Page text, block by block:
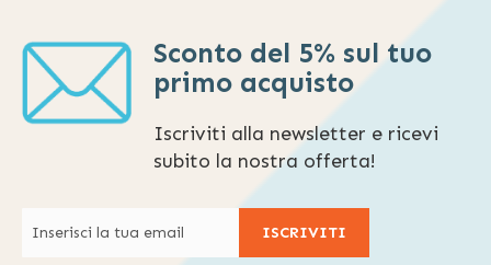
Sconto del 5% sul tuo
primo acquisto
Iscriviti alla newsletter e ricevi
subito la nostra offerta!
ISCRIVITI